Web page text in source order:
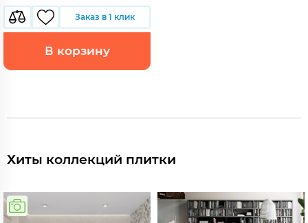
Заказ в 1 клик
В корзину
Хиты коллекций плитки